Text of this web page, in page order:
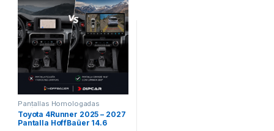
Pantallas Homologadas
Vehículos Comerciales, Toyota
Toyota 4Runner 2025 – 2027
Pantalla HoffBaüer 14.6